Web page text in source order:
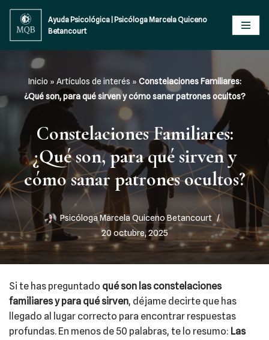
Saltar
al
contenido
Ayuda Psicológica | Psicóloga Marcela Quiceno
Betancourt
Inicio » Artículos de interés » Constelaciones Familiares:
¿Qué son, para qué sirven y cómo sanar patrones ocultos?
Constelaciones Familiares:
¿Qué son, para qué sirven y
cómo sanar patrones ocultos?
Psicóloga Marcela Quiceno Betancourt
20 octubre, 2025
Si te has preguntado qué son las constelaciones
familiares y para qué sirven, déjame decirte que has
llegado al lugar correcto para encontrar respuestas
profundas. En menos de 50 palabras, te lo resumo: Las